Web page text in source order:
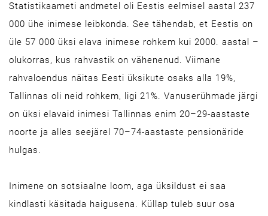
Statistikaameti andmetel oli Eestis eelmisel aastal 237
000 ühe inimese leibkonda. See tähendab, et Eestis on
üle 57 000 üksi elava inimese rohkem kui 2000. aastal –
olukorras, kus rahvastik on vähenenud. Viimane
rahvaloendus näitas Eesti üksikute osaks alla 19%,
Tallinnas oli neid rohkem, ligi 21%. Vanuserühmade järgi
on üksi elavaid inimesi Tallinnas enim 20–29-aastaste
noorte ja alles seejärel 70–74-aastaste pensionäride
hulgas.
Inimene on sotsiaalne loom, aga üksildust ei saa
kindlasti käsitada haigusena. Küllap tuleb suur osa